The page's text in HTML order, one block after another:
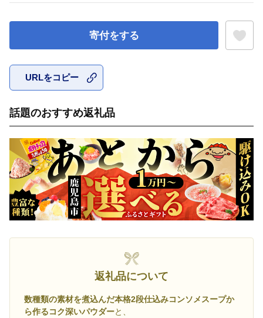
寄付をする
URLをコピー
話題のおすすめ返礼品
返礼品について
数種類の素材を煮込んだ本格2段仕込みコンソメスープか
ら作るコク深いパウダーと、